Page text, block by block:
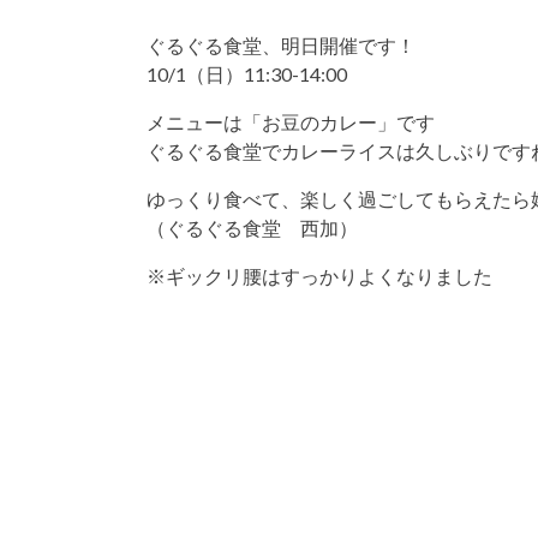
ぐるぐる食堂、明日開催です！
10/1（日）11:30-14:00
メニューは「お豆のカレー」です
ぐるぐる食堂でカレーライスは久しぶりです
ゆっくり食べて、楽しく過ごしてもらえたら
（ぐるぐる食堂 西加）
※ギックリ腰はすっかりよくなりました